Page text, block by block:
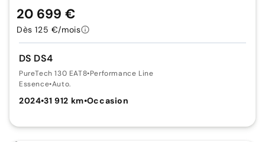
DS DS4
PureTech 130 EAT8•Performance Line
Essence•Auto.
2024•31 912 km•Occasion
20 699 €
Dès 125 €/mois